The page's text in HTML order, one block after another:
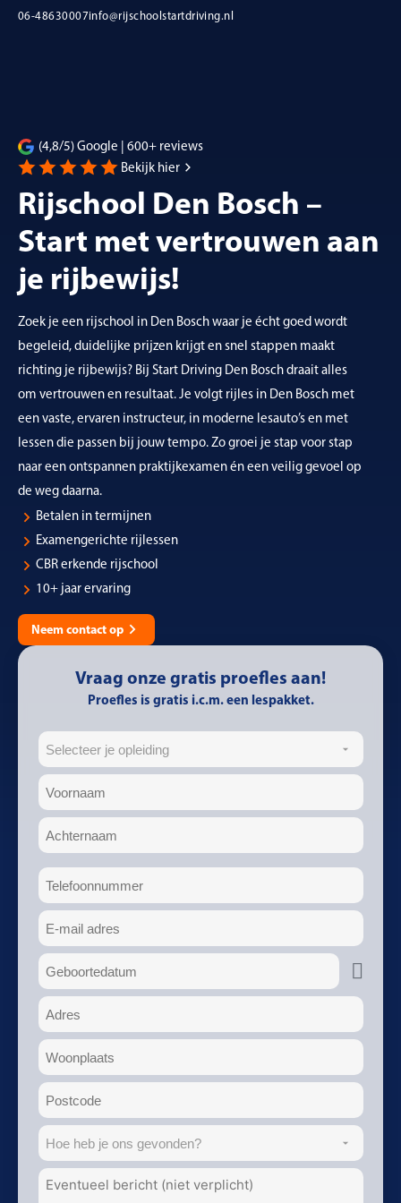
06-48630007info@rijschoolstartdriving.nl
(4,8/5) Google | 600+ reviews
Bekijk hier
Rijschool Den Bosch –
Start met vertrouwen aan
je rijbewijs!
Zoek je een rijschool in Den Bosch waar je écht goed wordt
begeleid, duidelijke prijzen krijgt en snel stappen maakt
richting je rijbewijs? Bij Start Driving Den Bosch draait alles
om vertrouwen en resultaat. Je volgt rijles in Den Bosch met
een vaste, ervaren instructeur, in moderne lesauto’s en met
lessen die passen bij jouw tempo. Zo groei je stap voor stap
naar een ontspannen praktijkexamen én een veilig gevoel op
de weg daarna.
Betalen in termijnen
Examengerichte rijlessen
CBR erkende rijschool
10+ jaar ervaring
Neem contact op
Vraag onze gratis proefles aan!
Proefles is gratis i.c.m. een lespakket.
Opleiding
Naam(Vereist)
Voornaam
Achternaam
Telefoon(Vereist)
E-
mailadres(Vereist)
Geboortedatum
Adres(Vereist)
Woonplaats
Postcode
Hoe
heb
je
Aanvullend